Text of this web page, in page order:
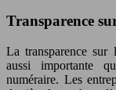
Transparence
La transparence sur
aussi importante
numéraire. Les